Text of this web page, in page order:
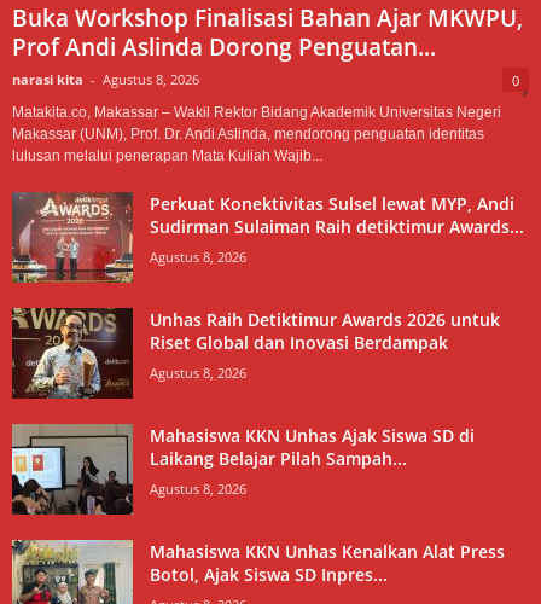
Buka Workshop Finalisasi Bahan Ajar MKWPU,
Prof Andi Aslinda Dorong Penguatan...
narasi kita - Agustus 8, 2026 0
Matakita.co, Makassar – Wakil Rektor Bidang Akademik Universitas Negeri
Makassar (UNM), Prof. Dr. Andi Aslinda, mendorong penguatan identitas
lulusan melalui penerapan Mata Kuliah Wajib...
Perkuat Konektivitas Sulsel lewat MYP, Andi
Sudirman Sulaiman Raih detiktimur Awards...
Agustus 8, 2026
Unhas Raih Detiktimur Awards 2026 untuk
Riset Global dan Inovasi Berdampak
Agustus 8, 2026
Mahasiswa KKN Unhas Ajak Siswa SD di
Laikang Belajar Pilah Sampah...
Agustus 8, 2026
Mahasiswa KKN Unhas Kenalkan Alat Press
Botol, Ajak Siswa SD Inpres...